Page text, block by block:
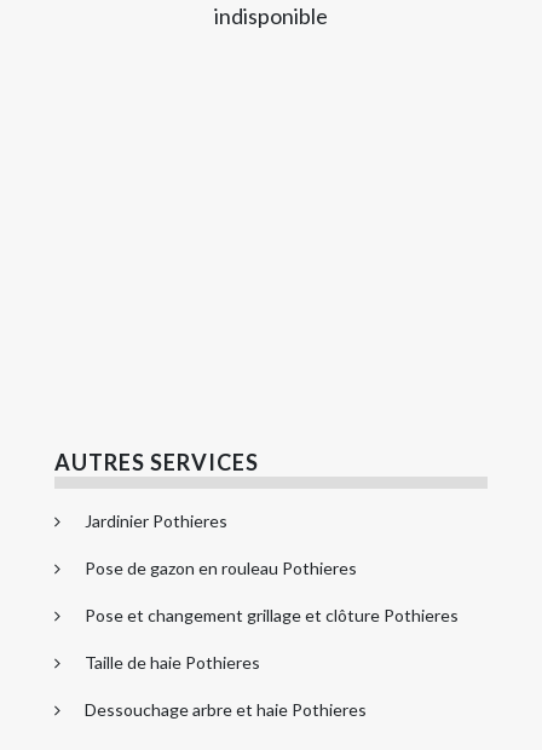
indisponible
AUTRES SERVICES
Jardinier Pothieres
Pose de gazon en rouleau Pothieres
Pose et changement grillage et clôture Pothieres
Taille de haie Pothieres
Dessouchage arbre et haie Pothieres